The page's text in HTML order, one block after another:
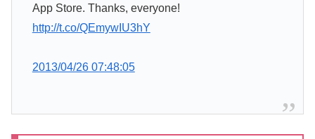
App Store. Thanks, everyone!
http://t.co/QEmywIU3hY
2013/04/26 07:48:05